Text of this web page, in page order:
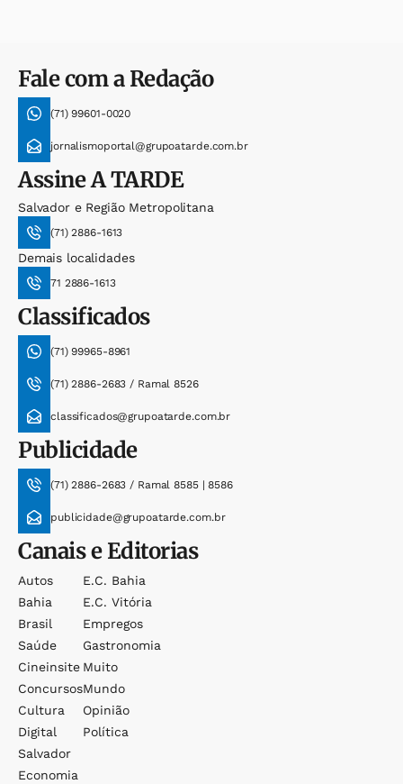
Fale com a Redação
(71) 99601-0020
jornalismoportal@grupoatarde.com.br
AssineA TARDE
Salvador e Região Metropolitana
(71) 2886-1613
Demais localidades
71 2886-1613
Classificados
(71) 99965-8961
(71) 2886-2683 / Ramal 8526
classificados@grupoatarde.com.br
Publicidade
(71) 2886-2683 / Ramal 8585 | 8586
publicidade@grupoatarde.com.br
Canais e Editorias
Autos
Bahia
Brasil
Saúde
Cineinsite
Concursos
Cultura
Digital
Salvador
Economia
E.c. Bahia
E.c. Vitória
Empregos
Gastronomia
Muito
Mundo
Opinião
Política